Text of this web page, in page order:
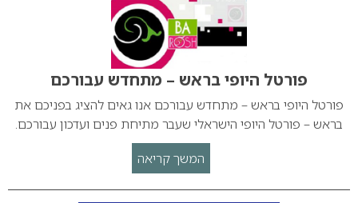
פורטל היופי בראש – מתחדש עבורכם
פורטל היופי בראש – מתחדש עבורכם אנו גאים להציג בפניכם את
בראש – פורטל היופי הישראלי שעבר מתיחת פנים ועדכון עבורכם.
המשך קריאה